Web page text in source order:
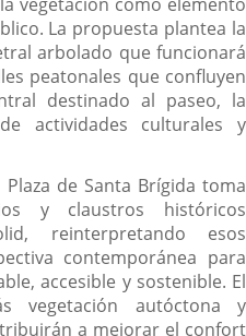
La propuesta plantea la
arbolado que funcionará
peatonales que confluyen
destinado al paseo, la
actividades culturales y
de Santa Brígida toma
y claustros históricos
reinterpretando esos
contemporánea para
accesible y sostenible. El
vegetación autóctona y
a mejorar el confort